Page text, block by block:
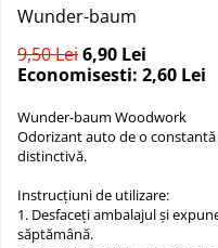
Wunder-baum
9,50 Lei6,90 Lei
Economisesti: 2,60 Lei
Wunder-baum Woodwork
Odorizant auto de o
distinctivă.
Instrucțiuni de utilizare:
1. Desfaceți ambalajul și
săptămână.